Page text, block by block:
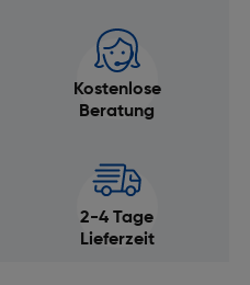
Kostenlose
Beratung
2-4 Tage
Lieferzeit